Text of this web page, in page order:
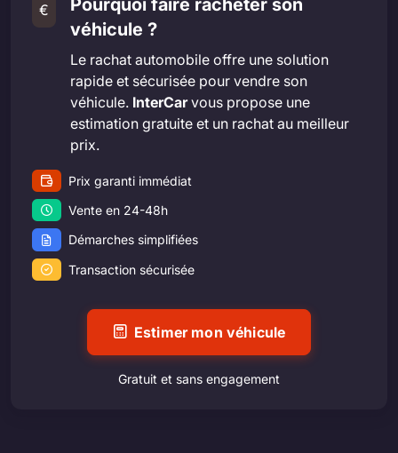
€
véhicule ?
Le rachat automobile offre une solution
rapide et sécurisée pour vendre son
véhicule. InterCarvous propose une
estimation gratuite et un rachat au meilleur
prix.
Prix garanti immédiat
Vente en 24-48h
Démarches simplifiées
Transaction sécurisée
Estimer mon véhicule
Gratuit et sans engagement